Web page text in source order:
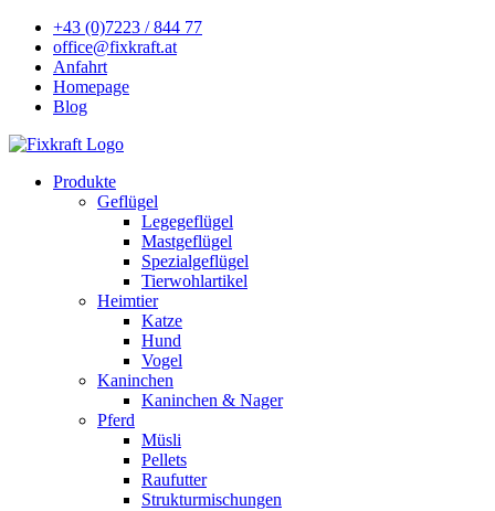
+43 (0)7223 / 844 77
office@fixkraft.at
Anfahrt
Homepage
Blog
Produkte
Geflügel
Legegeflügel
Mastgeflügel
Spezialgeflügel
Tierwohlartikel
Heimtier
Katze
Hund
Vogel
Kaninchen
Kaninchen & Nager
Pferd
Müsli
Pellets
Raufutter
Strukturmischungen